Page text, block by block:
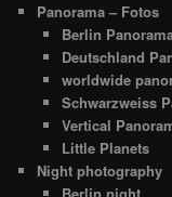
Panorama – Fotos
Berlin
Deutschland
worldwide
Schwarzweiss
Vertical
Little Planets
Night photography